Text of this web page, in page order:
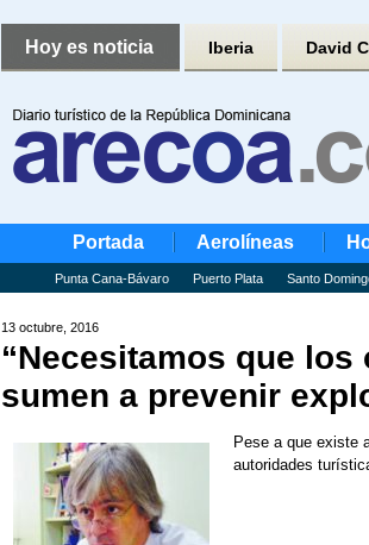
Hoy es noticia Iberia David
Portada Aerolíneas
Punta Cana-Bávaro Puerto Plata Santo
13 octubre, 2016
“Necesitamos que
sumen a prevenir
Pese a que existe
autoridades